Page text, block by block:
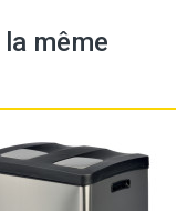
même